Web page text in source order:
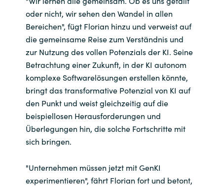
oder nicht, wir sehen den Wandel in allen
Bereichen", fügt Florian hinzu und verweist auf
die gemeinsame Reise zum Verständnis und
zur Nutzung des vollen Potenzials der KI. Seine
Betrachtung einer Zukunft, in der KI autonom
komplexe Softwarelösungen erstellen könnte,
bringt das transformative Potenzial von KI auf
den Punkt und weist gleichzeitig auf die
beispiellosen Herausforderungen und
Überlegungen hin, die solche Fortschritte mit
sich bringen.
"Unternehmen müssen jetzt mit GenKI
experimentieren", fährt Florian fort und betont,